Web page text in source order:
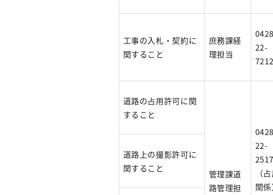
工事の入札・契約に
関すること
庶務課経
理担当
22-
7212
道路の占用許可に関
すること
管理課道
路管理担
22-
2517
（
関係
道路上の撮影許可に
関すること